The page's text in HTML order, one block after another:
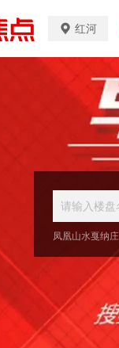
红河
凤凰山水戛纳